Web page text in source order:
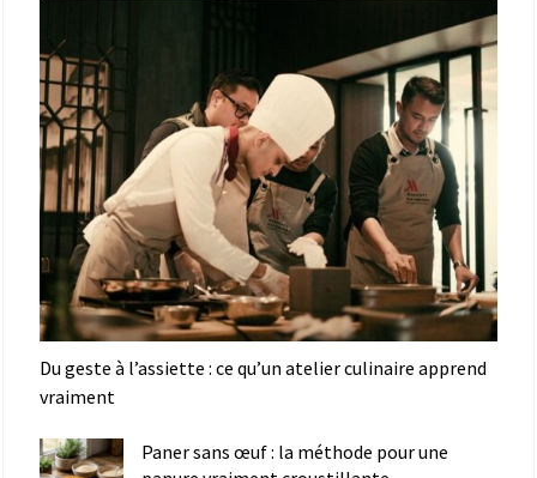
Du geste à l’assiette : ce qu’un atelier culinaire apprend
vraiment
Paner sans œuf : la méthode pour une